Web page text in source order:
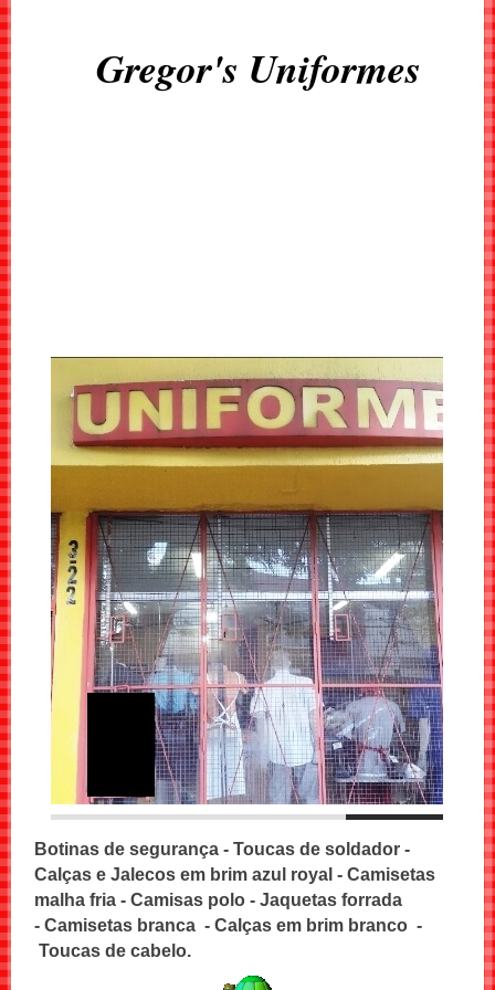
Gregor's Uniformes
Botinas de segurança - Toucas de soldador -
Calças e Jalecos em brim azul royal - Camisetas
malha fria - Camisas polo - Jaquetas forrada
- Camisetas branca - Calças em brim branco -
Toucas de cabelo.